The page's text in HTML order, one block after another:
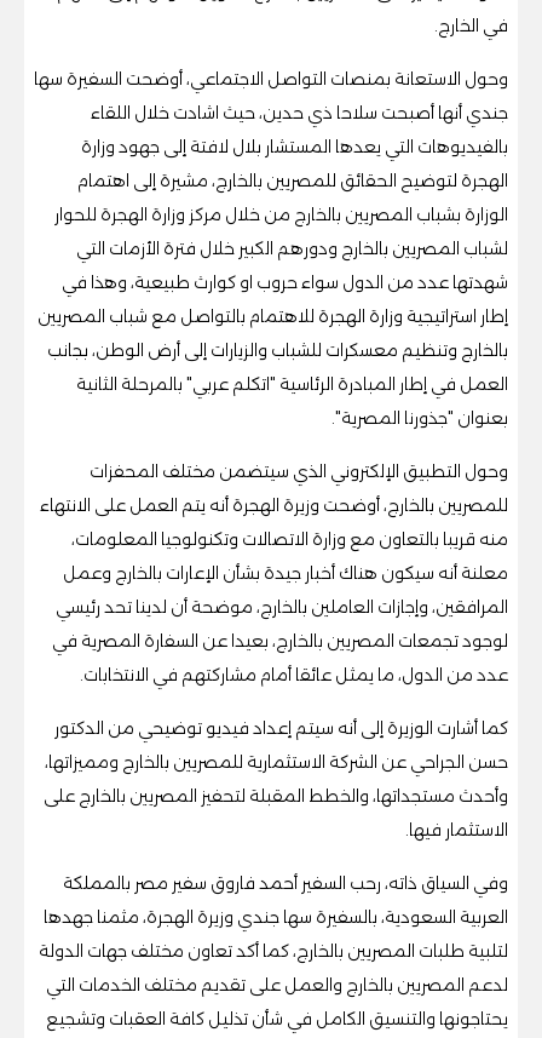
في الخارج.
وحول الاستعانة بمنصات التواصل الاجتماعي، أوضحت السفيرة سها
جندي أنها أصبحت سلاحا ذي حدين، حيث اشادت خلال اللقاء
بالفيديوهات التي يعدها المستشار بلال لافتة إلى جهود وزارة
الهجرة لتوضيح الحقائق للمصريين بالخارج، مشيرة إلى اهتمام
الوزارة بشباب المصريين بالخارج من خلال مركز وزارة الهجرة للحوار
لشباب المصريين بالخارج ودورهم الكبير خلال فترة الأزمات التي
شهدتها عدد من الدول سواء حروب او كوارث طبيعية، وهذا في
إطار استراتيجية وزارة الهجرة للاهتمام بالتواصل مع شباب المصريين
بالخارج وتنظيم معسكرات للشباب والزيارات إلى أرض الوطن، بجانب
العمل في إطار المبادرة الرئاسية "اتكلم عربي" بالمرحلة الثانية
بعنوان "جذورنا المصرية".
وحول التطبيق الإلكتروني الذي سيتضمن مختلف المحفزات
للمصريين بالخارج، أوضحت وزيرة الهجرة أنه يتم العمل على الانتهاء
منه قريبا بالتعاون مع وزارة الاتصالات وتكنولوجيا المعلومات،
معلنة أنه سيكون هناك أخبار جيدة بشأن الإعارات بالخارج وعمل
المرافقين، وإجازات العاملين بالخارج، موضحة أن لدينا تحد رئيسي
لوجود تجمعات المصريين بالخارج، بعيدا عن السفارة المصرية في
عدد من الدول، ما يمثل عائقا أمام مشاركتهم في الانتخابات.
كما أشارت الوزيرة إلى أنه سيتم إعداد فيديو توضيحي من الدكتور
حسن الجراحي عن الشركة الاستثمارية للمصريين بالخارج ومميزاتها،
وأحدث مستجداتها، والخطط المقبلة لتحفيز المصريين بالخارج على
الاستثمار فيها.
وفي السياق ذاته، رحب السفير أحمد فاروق سفير مصر بالمملكة
العربية السعودية، بالسفيرة سها جندي وزيرة الهجرة، مثمنا جهدها
لتلبية طلبات المصريين بالخارج، كما أكد تعاون مختلف جهات الدولة
لدعم المصريين بالخارج والعمل على تقديم مختلف الخدمات التي
يحتاجونها والتنسيق الكامل في شأن تذليل كافة العقبات وتشجيع